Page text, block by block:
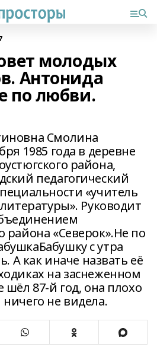
молодых
Антонида
по любви.
Смолина
1985 года в деревне
района,
педагогический
«учитель
Руководит
района «Северок».Не по
с утра
А как иначе назвать её
на заснеженном
шёл 87-й год, она плохо
не видела.